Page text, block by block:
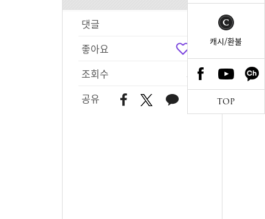
댓글
좋아요
조회수
531
공유
캐시/환불
TOP